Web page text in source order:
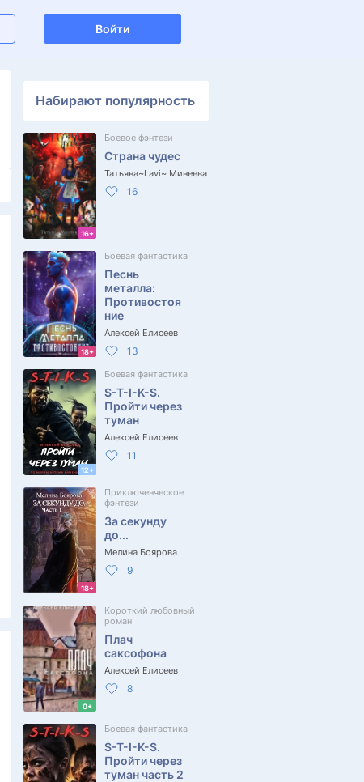
Войти
Набирают популярность
16+
Боевое фэнтези
Страна чудес
Татьяна~Lavi~ Минеева
16
18+
Боевая фантастика
Песнь
металла:
Противостоя
ние
Алексей Елисеев
13
12+
Боевая фантастика
S-T-I-K-S.
Пройти через
туман
Алексей Елисеев
11
18+
Приключенческое
фэнтези
За секунду
до...
Мелина Боярова
9
0+
Короткий любовный
роман
Плач
саксофона
Алексей Елисеев
8
Боевая фантастика
S-T-I-K-S.
Пройти через
туман часть 2